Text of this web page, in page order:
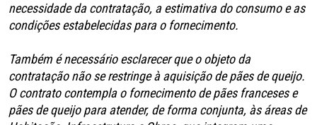
necessidade da contratação, a estimativa do consumo e as
condições estabelecidas para o fornecimento.
Também é necessário esclarecer que o objeto da
contratação não se restringe à aquisição de pães de queijo.
O contrato contempla o fornecimento de pães franceses e
pães de queijo para atender, de forma conjunta, às áreas de